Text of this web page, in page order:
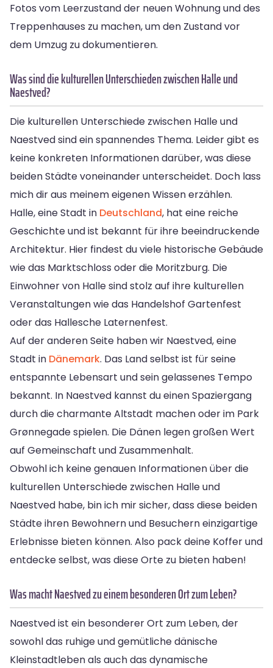
Fotos vom Leerzustand der neuen Wohnung und des
Treppenhauses zu machen, um den Zustand vor
dem Umzug zu dokumentieren.
Was sind die kulturellen Unterschieden zwischen Halle und
Naestved?
Die kulturellen Unterschiede zwischen Halle und
Naestved sind ein spannendes Thema. Leider gibt es
keine konkreten Informationen darüber, was diese
beiden Städte voneinander unterscheidet. Doch lass
mich dir aus meinem eigenen Wissen erzählen.
Halle, eine Stadt in Deutschland, hat eine reiche
Geschichte und ist bekannt für ihre beeindruckende
Architektur. Hier findest du viele historische Gebäude
wie das Marktschloss oder die Moritzburg. Die
Einwohner von Halle sind stolz auf ihre kulturellen
Veranstaltungen wie das Handelshof Gartenfest
oder das Hallesche Laternenfest.
Auf der anderen Seite haben wir Naestved, eine
Stadt in Dänemark. Das Land selbst ist für seine
entspannte Lebensart und sein gelassenes Tempo
bekannt. In Naestved kannst du einen Spaziergang
durch die charmante Altstadt machen oder im Park
Grønnegade spielen. Die Dänen legen großen Wert
auf Gemeinschaft und Zusammenhalt.
Obwohl ich keine genauen Informationen über die
kulturellen Unterschiede zwischen Halle und
Naestved habe, bin ich mir sicher, dass diese beiden
Städte ihren Bewohnern und Besuchern einzigartige
Erlebnisse bieten können. Also pack deine Koffer und
entdecke selbst, was diese Orte zu bieten haben!
Was macht Naestved zu einem besonderen Ort zum Leben?
Naestved ist ein besonderer Ort zum Leben, der
sowohl das ruhige und gemütliche dänische
Kleinstadtleben als auch das dynamische